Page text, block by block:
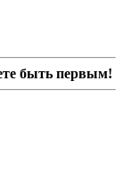
быть первым!